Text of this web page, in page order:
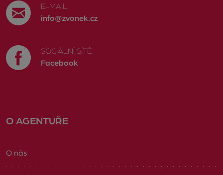
E-MAIL
info@zvonek.cz
SOCIÁLNÍ SÍTĚ
Facebook
O AGENTUŘE
O nás